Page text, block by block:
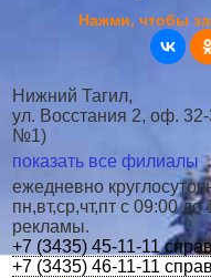
Нажми, чтобы
Нижний Тагил,
ул. Восстания 2, оф.
№1)
показать все филиалы
ежедневно
пн,вт,ср,чт,пт c 09:00
рекламы.
+7 (3435) 45-11-11
+7 (3435) 46-11-11